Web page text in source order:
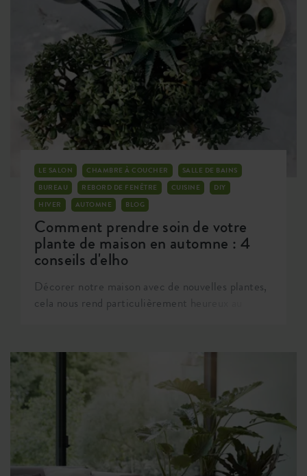
LE SALON CHAMBRE À COUCHER
SALLE DE BAINS
BUREAU
REBORD DE FENÊTRE CUISINE
DIY
HIVER
AUTOMNE BLOG
Comment prendre soin de votre
plante de maison en automne : 4
conseils d'elho
Décorer notre maison avec de nouvelles plantes,
cela nous rend particulièrement heureux au
connue non pas une, mais deux fois par an.
Comme maintenant, en automne. Il commence
lentement à faire froid, nous rallumons le
chauffage (ou peut-être pas) et pour de
nombreuses plantes, l'automne est également
connu comme une période de repos. Mais qu'est-
ce que cela signifie réellement pour l'entretien
de votre nouvel espace vert à la maison ?